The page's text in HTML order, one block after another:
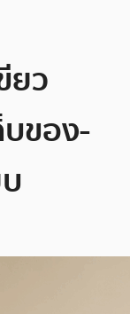
ยว
ของ-